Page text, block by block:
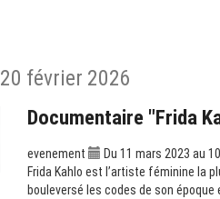
20 février 2026
Documentaire "Frida
evenement
Du 11 mars 2023 au
Frida Kahlo est l’artiste féminine la
bouleversé les codes de son époque